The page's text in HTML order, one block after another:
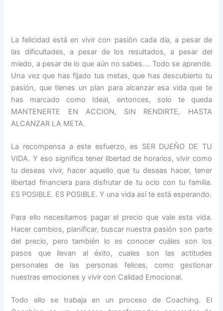
La felicidad está en vivir con pasión cada día, a pesar de
las dificultades, a pesar de los resultados, a pesar del
miedo, a pesar de lo que aún no sabes…. Todo se aprende.
Una vez que has fijado tus metas, que has descubierto tu
pasión, que tienes un plan para alcanzar esa vida que te
has marcado como Ideal, entonces, solo te queda
MANTENERTE EN ACCION, SIN RENDIRTE, HASTA
ALCANZAR LA META.
La recompensa a este esfuerzo, es SER DUEÑO DE TU
VIDA. Y eso significa tener libertad de horarios, vivir como
tu deseas vivir, hacer aquello que tu deseas hacer, tener
libertad financiera para disfrutar de tu ocio con tu familia.
ES POSIBLE. ES POSIBLE. Y una vida así te está esperando.
Para ello necesitamos pagar el precio que vale esta vida.
Hacer cambios, planificar, buscar nuestra pasión son parte
del precio, pero también lo es conocer cuáles son los
pasos que llevan al éxito, cuales son las actitudes
personales de las personas felices, como gestionar
nuestras emociones y vivir con Calidad Emocional.
Todo ello se trabaja en un proceso de Coaching. El